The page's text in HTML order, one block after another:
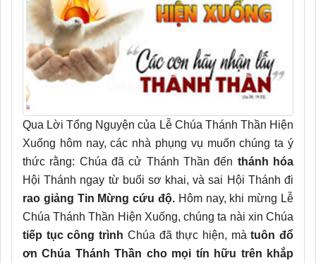
Qua Lời Tổng Nguyện của Lễ Chúa Thánh Thần Hiện
Xuống hôm nay, các nhà phụng vụ muốn chúng ta ý
thức rằng: Chúa đã cử Thánh Thần đến thánh hóa
Hội Thánh ngay từ buổi sơ khai, và sai Hội Thánh đi
rao giảng Tin Mừng cứu độ. Hôm nay, khi mừng Lễ
Chúa Thánh Thần Hiện Xuống, chúng ta nài xin Chúa
tiếp tục công trình Chúa đã thực hiện, màtuôn đổ
ơn Chúa Thánh Thần cho mọi tín hữu trên khắp